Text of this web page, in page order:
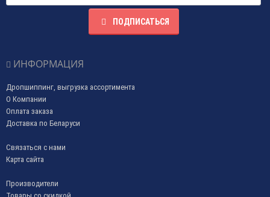
ПОДПИСАТЬСЯ
ИНФОРМАЦИЯ
Дропшиппинг, выгрузка ассортимента
О Компании
Оплата заказа
Доставка по Беларуси
Связаться с нами
Карта сайта
Производители
Товары со скидкой